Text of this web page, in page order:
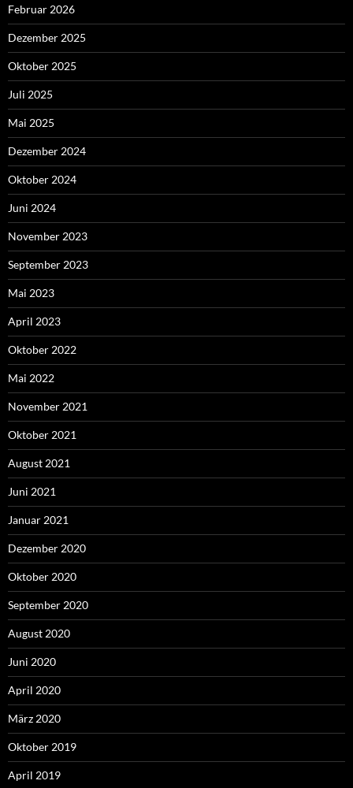
Februar 2026
Dezember 2025
Oktober 2025
Juli 2025
Mai 2025
Dezember 2024
Oktober 2024
Juni 2024
November 2023
September 2023
Mai 2023
April 2023
Oktober 2022
Mai 2022
November 2021
Oktober 2021
August 2021
Juni 2021
Januar 2021
Dezember 2020
Oktober 2020
September 2020
August 2020
Juni 2020
April 2020
März 2020
Oktober 2019
April 2019